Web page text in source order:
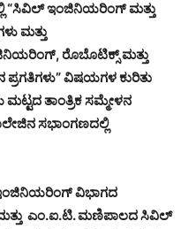
“ಸಿವಿಲ್ ಇಂಜಿನಿಯರಿಂಗ್ ಮತ್ತು
ಮತ್ತು
ರೊಬೊಟಿಕ್ಸ್ ಮತ್ತು
ಪ್ರಗತಿಗಳು” ವಿಷಯಗಳ ಕುರಿತು
ತಾಂತ್ರಿಕ ಸಮ್ಮೇಳನ
ಸಭಾಂಗಣದಲ್ಲಿ
ವಿಭಾಗದ
ಮತ್ತು ಎಂ.ಐ.ಟಿ. ಮಣಿಪಾಲದ ಸಿವಿಲ್